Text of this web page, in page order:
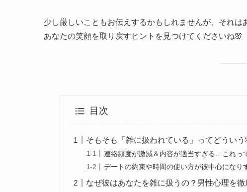
少し厳しいこともお伝えするかもしれませんが、それは
あなたの笑顔を取り戻すヒントを見つけてくださいね🌸
目次
そもそも「雑に扱われている」ってどうい
連絡頻度が激減＆内容が適当すぎる…これっ
デートの約束や時間の使い方が彼中心になり
なぜ彼はあなたを雑に扱うの？男性心理を徹